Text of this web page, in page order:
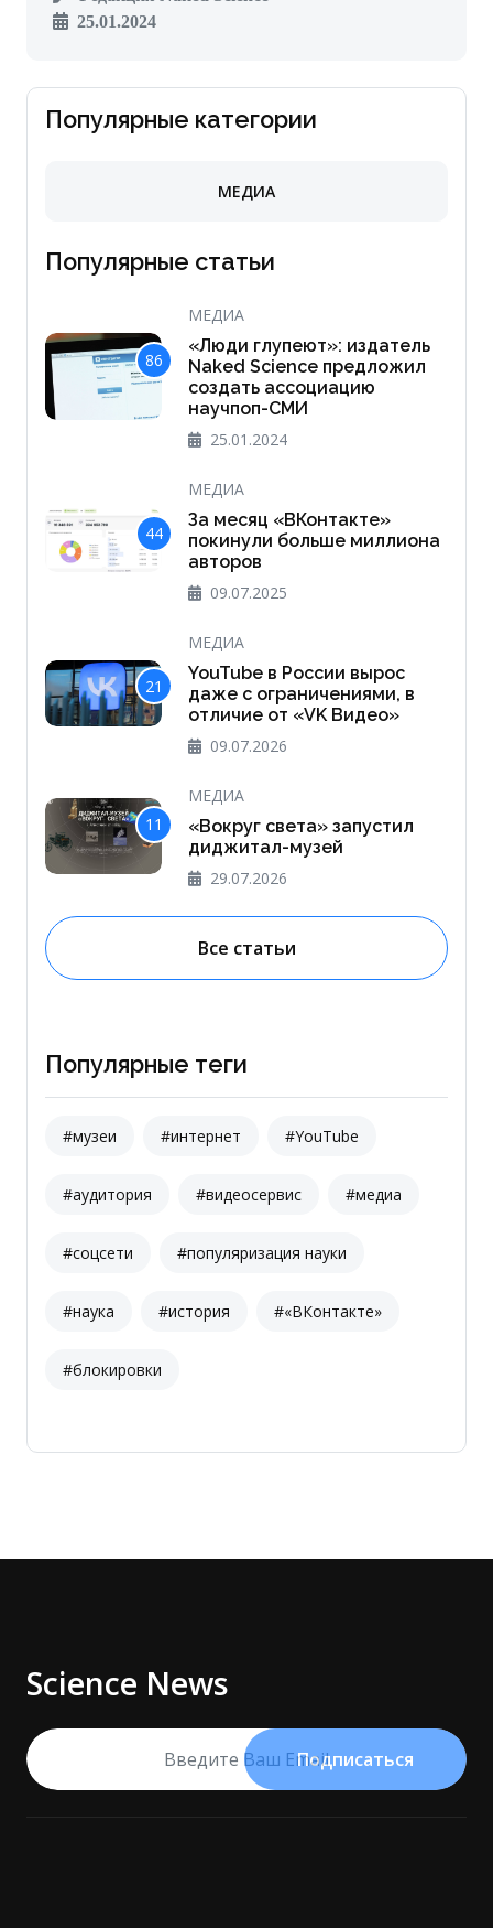
25.01.2024
Популярные категории
МЕДИА
Популярные статьи
86
МЕДИА
«Люди глупеют»: издатель
Naked Science предложил
создать ассоциацию
научпоп-СМИ
25.01.2024
44
МЕДИА
За месяц «ВКонтакте»
покинули больше миллиона
авторов
09.07.2025
21
МЕДИА
YouTube в России вырос
даже с ограничениями, в
отличие от «VK Видео»
09.07.2026
11
МЕДИА
«Вокруг света» запустил
диджитал-музей
29.07.2026
Все статьи
Популярные теги
#музеи #интернет #YouTube
#аудитория #видеосервис #медиа
#соцсети #популяризация науки
#наука #история #«ВКонтакте»
#блокировки
Science News
Подписаться